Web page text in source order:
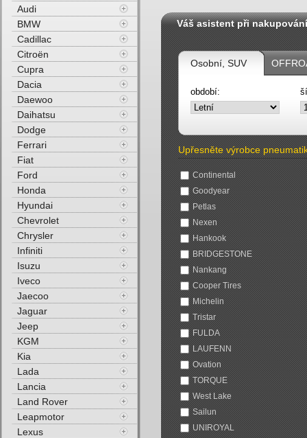
Váš asistent při nakupování
Osobní, SUV
období:
Upřesněte výrobce
Continental
Goodyear
Petlas
Nexen
Hankook
BRIDGESTONE
Nankang
Cooper Tires
Michelin
Tristar
FULDA
LAUFENN
Ovation
TORQUE
West Lake
Sailun
UNIROYAL
Audi
BMW
Cadillac
Citroën
Cupra
Dacia
Daewoo
Daihatsu
Dodge
Ferrari
Fiat
Ford
Honda
Hyundai
Chevrolet
Chrysler
Infiniti
Isuzu
Iveco
Jaecoo
Jaguar
Jeep
KGM
Kia
Lada
Lancia
Land Rover
Leapmotor
Lexus